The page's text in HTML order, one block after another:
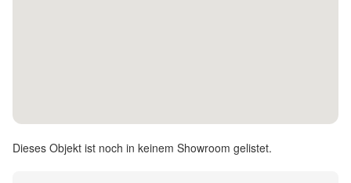
Dieses Objekt ist noch in keinem Showroom gelistet.